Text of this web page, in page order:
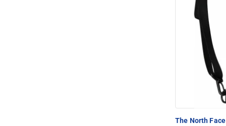
The North Face